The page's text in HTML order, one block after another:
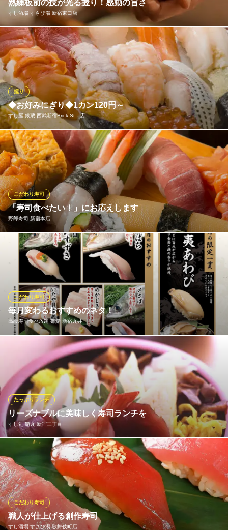
新宿本格寿司 河岸直送
地下鉄丸ノ内線新宿駅B10番出口 徒歩5分
東京都新宿区歌舞伎町1-3-11
熟練板前の技が光る握り！感動の旨さ
すし酒場 すさび湯 新宿東口店
すさび湯の寿司職人は、長年の経験で培われた確かな技術で、新
鮮なネタの旨味を最大限に引き出します。赤酢のシャリとネタが
織りなす絶妙なハーモニーは、まさに芸術。一貫一貫に魂を込め
て握る、至福の味わいをご堪能ください。大衆酒場のお財布に優
しい価格で、本格寿司の感動をお届けします！
すし酒場 すさび湯 新宿東口店
関西で話題のすし酒場
京王新線新宿駅 徒歩1分
東京都新宿区新宿3-24-8 モアセンタービル1F～5F
◆お好みにぎり◆1カン120円～
すし屋 銀蔵 西武新宿Brick St．店
握り
★毎日新鮮なネタ★本格的なお寿司がリーズナブルな価格でお召
し上がり頂けます！にぎりは1カンからご注文可能です◎
すし屋 銀蔵 西武新宿Brick St．店
市場直送の鮮魚を堪能
西武新宿線西武新宿駅 徒歩1分
東京都新宿区歌舞伎町1-30-1 ブリックストリート
「寿司食べたい！」にお応えします
野郎寿司 新宿本店
こだわり寿司
ランチタイムから翌朝の閉店時間までお客様の「無性にお寿司が
食べたい！」という気持ちにお応えします！楽しみ方は皆様それ
ぞれ。にぎりをあれこれ楽しむもよし、お気に入りのネタを片手
にゆったりと飲むもよし！色々ネタがあって選ぶのが面倒。とい
う方は、おまかせのセットを。上・特上・極上からお選びくださ
い。
野郎寿司 新宿本店
新宿 本格寿司 日本酒
ＪＲ新宿駅東口 徒歩7分
東京都新宿区歌舞伎町2-10-4 101
毎月変わるおすすめのネタ！
高級寿司食べ放題 雛鮨 新宿丸井
こだわり寿司
8月の限定一貫「蝦夷あわび」その他、今月のおすすめのネタをご
賞味ください！
高級寿司食べ放題 雛鮨 新宿丸井
高級寿司食べ放題
都営新宿線新宿三丁目駅 徒歩1分
東京都新宿区新宿3-1-26 新宿マルイアネックス8F
リーズナブルに美味しく寿司ランチを
すし処 鮨丸 新宿三丁目
たっぷりランチ
気軽に美味しいお寿司を愉しんでいただきたい想いから、ランチ
ではできるだけリーズナブルで、にぎりや丼を充実させておりま
す。昼と言えども、仕込みや技は夜と同じ。価格は抑えめでも、
味は抑えておりません。目でも舌でも贅沢にお楽しみください。
※こちらは昼のみのこだわりです。
すし処 鮨丸 新宿三丁目
職人が仕上げる創作寿司
すし酒場 すさび湯 歌舞伎町店
こだわり寿司